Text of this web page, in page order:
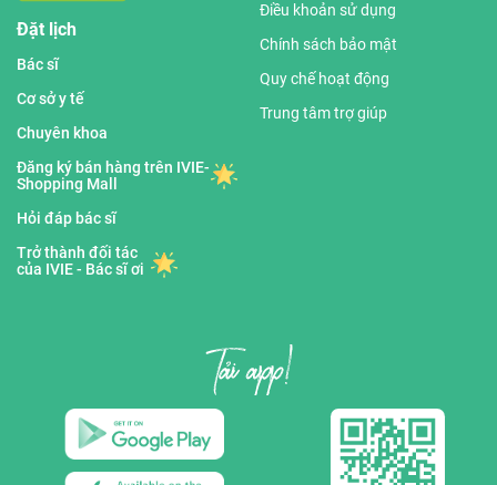
Đặt lịch
Bác sĩ
Cơ sở y tế
Chuyên khoa
Đăng ký bán hàng trên IVIE-
Shopping Mall
Hỏi đáp bác sĩ
Trở thành đối tác
của IVIE - Bác sĩ ơi
Điều khoản sử dụng
Chính sách bảo mật
Quy chế hoạt động
Trung tâm trợ giúp